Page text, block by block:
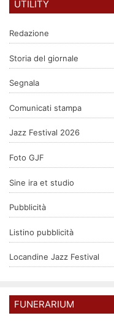
UTILITY
Redazione
Storia del giornale
Segnala
Comunicati stampa
Jazz Festival 2026
Foto GJF
Sine ira et studio
Pubblicità
Listino pubblicità
Locandine Jazz Festival
FUNERARIUM